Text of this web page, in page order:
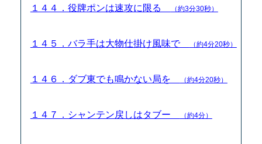
１４４．役牌ポンは速攻に限る （約3分30秒）
１４５．バラ手は大物仕掛け風味で （約4分20秒）
１４６．ダブ東でも鳴かない局を （約4分20秒）
１４７．シャンテン戻しはタブー （約4分）